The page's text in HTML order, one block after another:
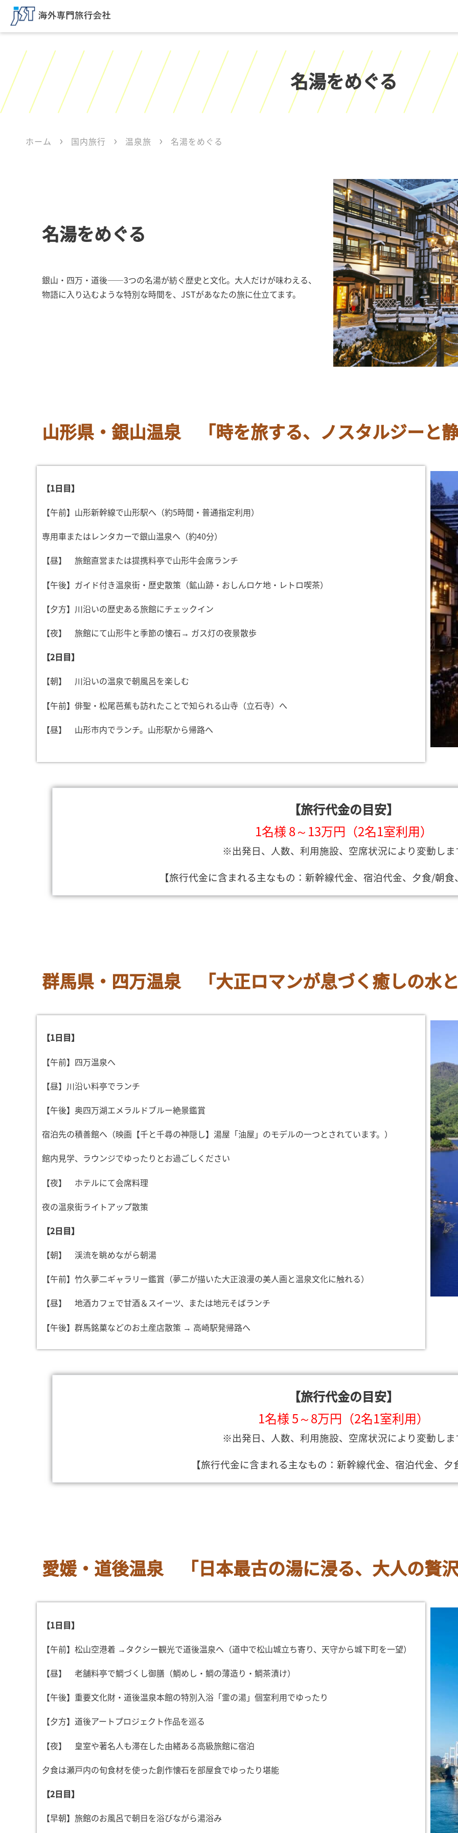
名湯をめぐる
ホーム 国内旅行 温泉旅 名湯をめぐる
名湯をめぐる
銀山・四万・道後——3つの名湯が紡ぐ歴史と文化。大人だけが味わえる、
物語に入り込むような特別な時間を、JSTがあなたの旅に仕立てます。
山形県・銀山温泉 「時を旅する、ノスタルジーと
【1日目】
【午前】山形新幹線で山形駅へ（約5時間・普通指定利用）
専用車またはレンタカーで銀山温泉へ（約40分）
【昼】 旅館直営または提携料亭で山形牛会席ランチ
【午後】ガイド付き温泉街・歴史散策（鉱山跡・おしんロケ地・レトロ喫茶）
【夕方】川沿いの歴史ある旅館にチェックイン
【夜】 旅館にて山形牛と季節の懐石→ ガス灯の夜景散歩
【2日目】
【朝】 川沿いの温泉で朝風呂を楽しむ
【午前】俳聖・松尾芭蕉も訪れたことで知られる山寺（立石寺）へ
【昼】 山形市内でランチ。山形駅から帰路へ
【旅行代金の目安】
1名様 8～13万円（2名1室利用）
※出発日、人数、利用施設、空席状況により変動しま
【旅行代金に含まれる主なもの：新幹線代金、宿泊代金、夕食/朝
群馬県・四万温泉 「大正ロマンが息づく癒しの水
【1日目】
【午前】四万温泉へ
【昼】川沿い料亭でランチ
【午後】奥四万湖エメラルドブルー絶景鑑賞
宿泊先の積善館へ（映画【千と千尋の神隠し】湯屋「油屋」のモデルの一つとされています。）
館内見学、ラウンジでゆったりとお過ごしください
【夜】 ホテルにて会席料理
夜の温泉街ライトアップ散策
【2日目】
【朝】 渓流を眺めながら朝湯
【午前】竹久夢二ギャラリー鑑賞（夢二が描いた大正浪漫の美人画と温泉文化に触れる）
【昼】 地酒カフェで甘酒＆スイーツ、または地元そばランチ
【午後】群馬銘菓などのお土産店散策 → 高崎駅発帰路へ
【旅行代金の目安】
1名様 5～8万円（2名1室利用）
※出発日、人数、利用施設、空席状況により変動しま
【旅行代金に含まれる主なもの：新幹線代金、宿泊代金、
愛媛・道後温泉 「日本最古の湯に浸る、大人の贅
【1日目】
【午前】松山空港着 →タクシー観光で道後温泉へ（道中で松山城立ち寄り、天守から城下町を一望）
【昼】 老舗料亭で鯛づくし御膳（鯛めし・鯛の薄造り・鯛茶漬け）
【午後】重要文化財・道後温泉本館の特別入浴「霊の湯」個室利用でゆったり
【夕方】道後アートプロジェクト作品を巡る
【夜】 皇室や著名人も滞在した由緒ある高級旅館に宿泊
夕食は瀬戸内の旬食材を使った創作懐石を部屋食でゆったり堪能
【2日目】
【早朝】旅館のお風呂で朝日を浴びながら湯浴み